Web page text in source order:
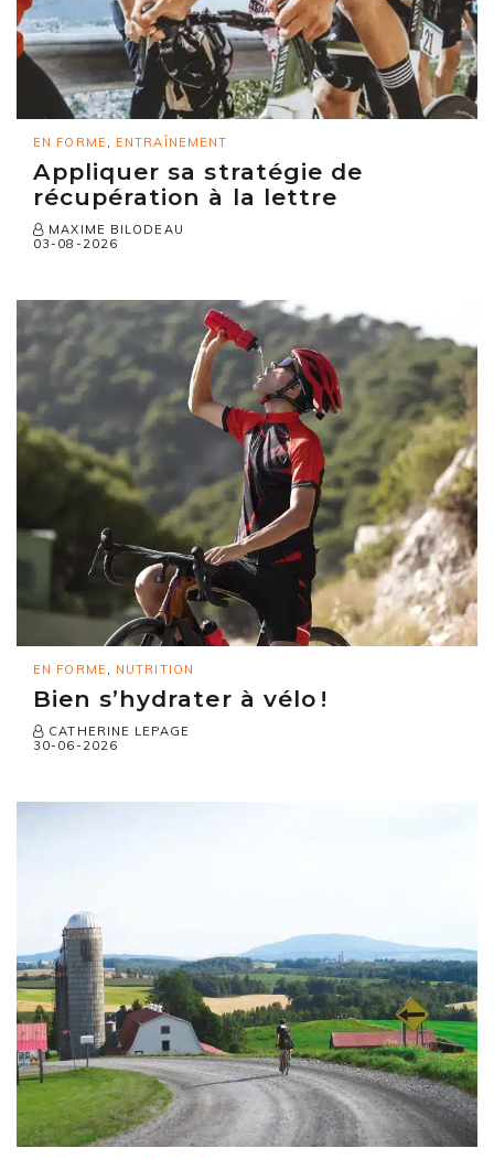
EN FORME , ENTRAÎNEMENT
Appliquer sa stratégie de
récupération à la lettre
MAXIME BILODEAU
03-08-2026
EN FORME NUTRITION
Bien s’hydrater à vélo !
CATHERINE LEPAGE
30-06-2026